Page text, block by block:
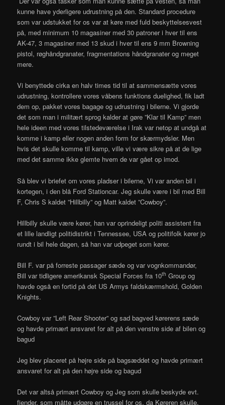
kunne have yderligere udrustning på den. Standard procedure
som var udstukket for os var at køre med fuld beskyttelsesvest
på, med minimum 10 magasiner med 30 patroner i hver til ens
AK-47, 3 magasiner med 13 skud i hver til ens 9 mm Browning
pistol, røghåndgranater, fragmentations håndgranater og meget
mere.
Vi benyttede cirka en halv times tid til at sammensætte vores
udrustning, kontrollere vores våbens funktions duelighed, fik ladt
dem op, pakket vores bagage og udrustning i bilerne. Vi gjorde
det som man i militært sprog kalder at gøre ”Klar til Kamp” men
hele ideen med vores tilstedeværelse i Irak var netop at undgå at
komme i kamp eller nogen anden form for skærmydsler. Men
hvis det skulle komme til kamp, ville vi være sikre på at de lige
med det samme ikke glemte hvem de var gået op imod.
Så blev vi briefet om vores pladser i bilerne, Vi var anden bil i
kortegen, i den blå Ford Stationcar. Jeg skulle være i bil med Bill
F, Chris S kaldet ”Hillbilly” og Matt kaldet ”Cowboy”.
Hillbilly skulle være kører, han var oprindeligt politi assistent fra
et lille landligt politidistrikt i Tennessee, USA og politifolk kører jo
rundt i bil hele dagen, så han var udpeget som kører.
Bill F. var på forreste passager sæde og var vognkommandør,
Bill var tidligere amerikansk Special Forces fra 10th Group og
havde også en fortid på det US Armys faldskærmshold, Golden
Knights.
Cowboy var ”Left Rear Shooter” og sad bagved kørerens sæde
og havde primært ansvaret for alt på den venstre side af bilen og
bagud
Jeg blev placeret på højre side på bagsæddet og havde primært
ansvaret for alt på den højre side og bagud
Det var altså primært Cowboy og Jeg som skulle beskyde evt.
fjender, som måtte udgøre en trussel for os, da Køreren skulle,